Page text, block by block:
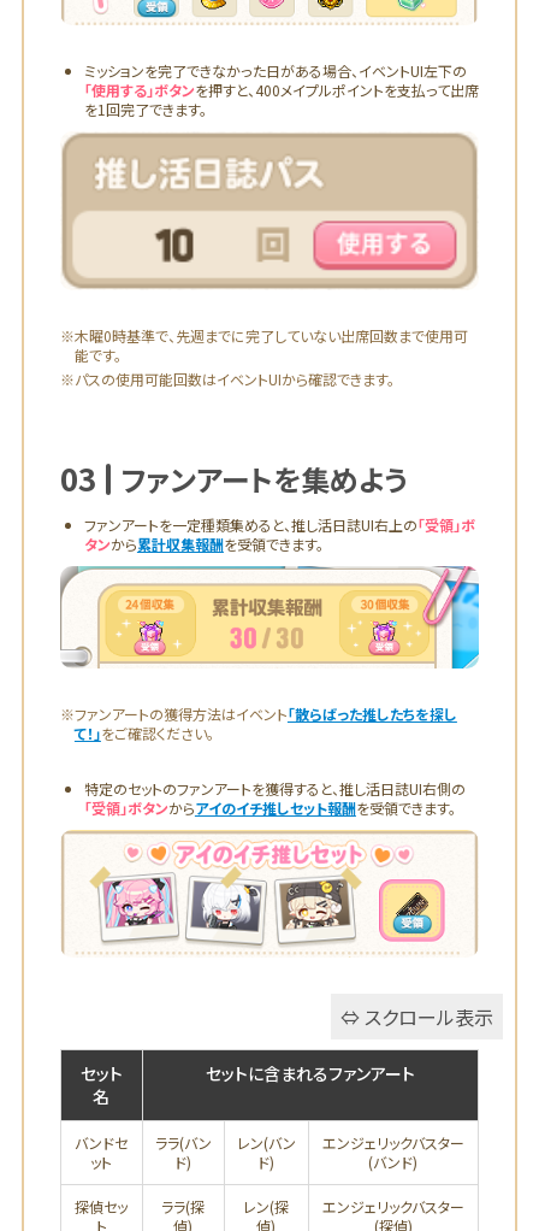
ミッションを完了できなかった日がある場合、イベントUI左下の
「使用する」ボタンを押すと、400メイプルポイントを支払って出席
を1回完了できます。
※木曜0時基準で、先週までに完了していない出席回数まで使用可
能です。
※パスの使用可能回数はイベントUIから確認できます。
03 ファンアートを集めよう
ファンアートを一定種類集めると、推し活日誌UI右上の「受領」ボ
タンから累計収集報酬を受領できます。
※ファンアートの獲得方法はイベント「散らばった推したちを探し
て！」をご確認ください。
特定のセットのファンアートを獲得すると、推し活日誌UI右側の
「受領」ボタンからアイのイチ推しセット報酬を受領できます。
セット
名
セットに含まれるファンアート
バンドセ
ット
ララ(バン
ド)
レン(バン
ド)
エンジェリックバスター
(バンド)
探偵セッ
ト
ララ(探
偵)
レン(探
偵)
エンジェリックバスター
(探偵)